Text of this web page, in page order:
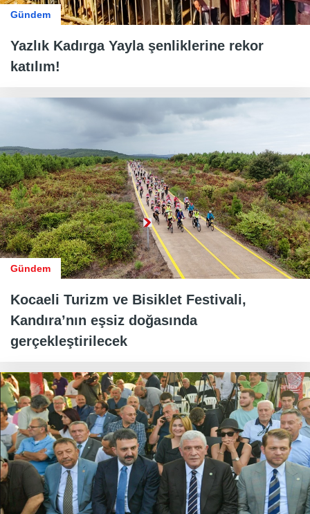
Gündem
Yazlık Kadırga Yayla şenliklerine rekor
katılım!
Gündem
Kocaeli Turizm ve Bisiklet Festivali,
Kandıra’nın eşsiz doğasında
gerçekleştirilecek